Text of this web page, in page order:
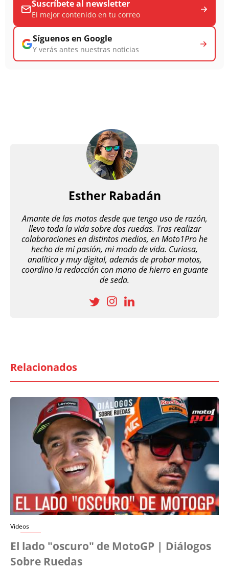
Suscríbete al newsletter
El mejor contenido en tu correo
Síguenos en Google
Y verás antes nuestras noticias
Esther Rabadán
Amante de las motos desde que tengo uso de razón,
llevo toda la vida sobre dos ruedas. Tras realizar
colaboraciones en distintos medios, en Moto1Pro he
hecho de mi pasión, mi modo de vida. Curiosa,
analítica y muy digital, además de probar motos,
coordino la redacción con mano de hierro en guante
de seda.
Relacionados
Videos
El lado "oscuro" de MotoGP | Diálogos
Sobre Ruedas